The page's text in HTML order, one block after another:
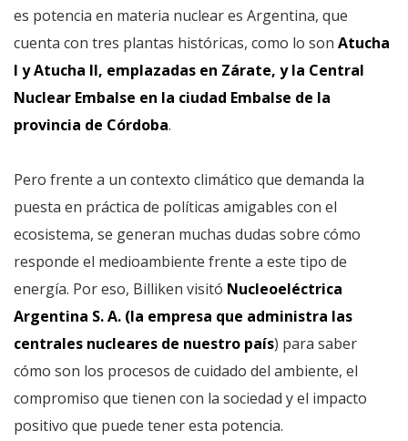
es potencia en materia nuclear es Argentina, que
cuenta con tres plantas históricas, como lo son Atucha
I y Atucha II, emplazadas en Zárate, y la Central
Nuclear Embalse en la ciudad Embalse de la
provincia de Córdoba.
Pero frente a un contexto climático que demanda la
puesta en práctica de políticas amigables con el
ecosistema, se generan muchas dudas sobre cómo
responde el medioambiente frente a este tipo de
energía. Por eso, Billiken visitó Nucleoeléctrica
Argentina S. A. (la empresa que administra las
centrales nucleares de nuestro país) para saber
cómo son los procesos de cuidado del ambiente, el
compromiso que tienen con la sociedad y el impacto
positivo que puede tener esta potencia.